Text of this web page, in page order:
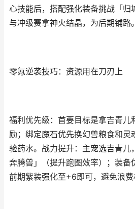
心技能后，搭配强化装备挑战「归
与冲级赛拿神火结晶，为后期铺路。
零氪逆袭技巧：资源用在刀刃上
福利优先级：首要目标是拿吉青儿
励；绑定魔石优先换幻兽粮食和灵
验药水。战力提升：主宠选吉青儿
奔腾兽」（提升跑图效率）；装备
前期紫装强化至+6即可，避免浪费